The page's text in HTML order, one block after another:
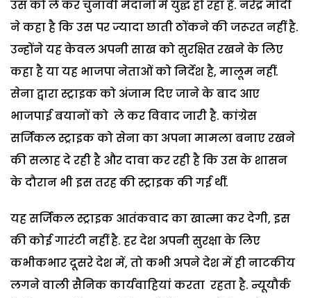
उस को ले कर चुनावी मैदानों में युद्घ हो रहा है. नरेंद्र मोदी
ने कहा है कि उस पर ज्यादा छाती ठोंकने की जरूरत नहीं है.
उन्होंने यह केवल अपनी साख को सुरक्षित रखने के लिए
कहा है या यह भाजपा नेताओं को निर्देश है, मालूम नहीं.
सेना द्वारा स्ट्राइक को अंजाम दिए जाने के बाद आए
भाजपाई बयानों को ले कर विवाद जारी है. कांग्रेस
सर्जिकल स्ट्राइक को सेना का अपना मामला बनाए रखने
की सलाह दे रही है और दावा कर रही है कि उस के शासन
के दौरान भी इस तरह की स्ट्राइक की गई थीं.
यह सर्जिकल स्ट्राइक आतंकवाद का खात्मा कर देगी, इस
की कोई गारंटी नहीं है. हर देश अपनी सुरक्षा के लिए
कभीकभार दूसरे देश में, तो कभी अपने देश में ही नाटकीय
लगने वाली सैनिक कार्यवाहियां करता रहता है. न्यूयौर्क